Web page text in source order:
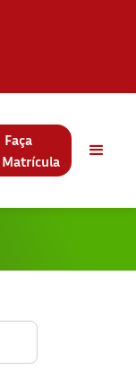
Faça
Matrícula